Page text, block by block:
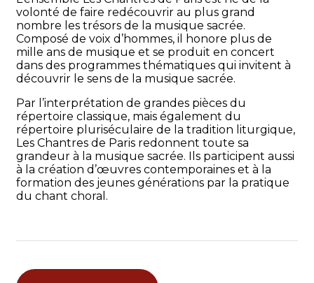
volonté de faire redécouvrir au plus grand
nombre les trésors de la musique sacrée.
Composé de voix d’hommes, il honore plus de
mille ans de musique et se produit en concert
dans des programmes thématiques qui invitent à
découvrir le sens de la musique sacrée.
Par l’interprétation de grandes pièces du
répertoire classique, mais également du
répertoire pluriséculaire de la tradition liturgique,
Les Chantres de Paris redonnent toute sa
grandeur à la musique sacrée. Ils participent aussi
à la création d’œuvres contemporaines et à la
formation des jeunes générations par la pratique
du chant choral.